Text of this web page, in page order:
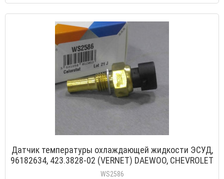
Датчик температуры охлаждающей жидкости ЭСУД,
96182634, 423.3828-02 (VERNET) DAEWOO, CHEVROLET
LANOS, AVEO, LACETTI, NUBIRA (резьба М3/8")
WS2586